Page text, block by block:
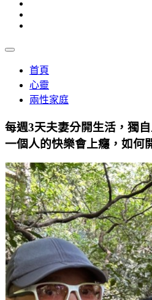
首頁
心靈
兩性家庭
每週3天夫妻分開生活，獨
一個人的快樂會上癮，如何